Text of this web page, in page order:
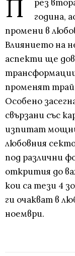
П
рез
година,
промени в
Влиянието на
аспекти ще
променят
Особено
свързани със
изпитат
любовния
под различни
открития до
кои са тези 4
ги очакват в
ноември.